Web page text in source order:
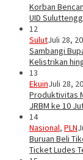
Korban
UID
12
SulutJuli 28,
Sambangi
Kelistrikan
13
EkuinJuli 28,
Produktivitas
JRBM ke 10
14
Nasional, PLN
Buruan Beli
Ticket Ludes